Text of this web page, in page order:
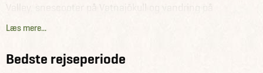
Valley, snescooter på Vatnajökull og vandring på
Sólheimajökull gletsjeren. Alle overnatninger er
fantastisk adventurecamp kaldet Midgard Base Camp.
Under hele opholdet har I billeje, så I nemt kan udforske
Læs mere...
Bedste rejseperiode